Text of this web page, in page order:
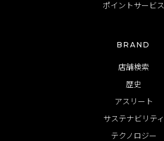
ポイントサービス
BRAND
店舗検索
歴史
アスリート
サステナビリティ
テクノロジー